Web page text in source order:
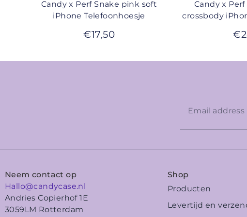
Candy x Perf Snake pink soft
iPhone Telefoonhoesje
€17,50
Candy x
crossbody
€
Neem contact op
Hallo@candycase.nl
Andries Copierhof 1E
3059LM Rotterdam
Shop
Producten
Levertijd en